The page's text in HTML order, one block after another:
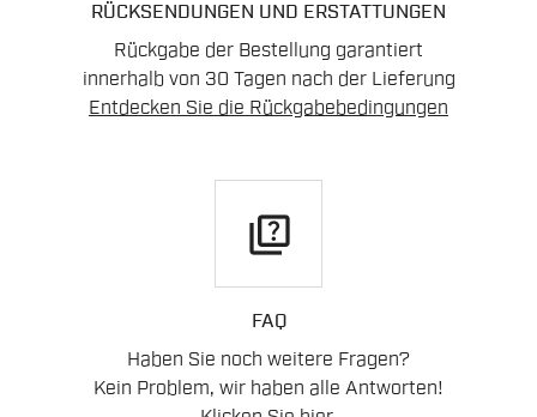
RÜCKSENDUNGEN UND ERSTATTUNGEN
Rückgabe der Bestellung garantiert
innerhalb von 30 Tagen nach der Lieferung
Entdecken Sie die Rückgabebedingungen
quiz
FAQ
Haben Sie noch weitere Fragen?
Kein Problem, wir haben alle Antworten!